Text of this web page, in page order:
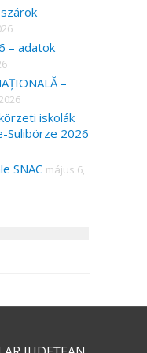
– adatok
–
iskolák
Sulibörze 2026
SNAC május 6,